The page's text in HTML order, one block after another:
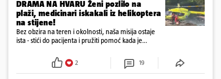
DRAMA NA HVARU Ženi pozlilo na
plaži, medicinari iskakali iz helikoptera
na stijene!
Bez obzira na teren i okolnosti, naša misija ostaje
ista - stići do pacijenta i pružiti pomoć kada je
2 19